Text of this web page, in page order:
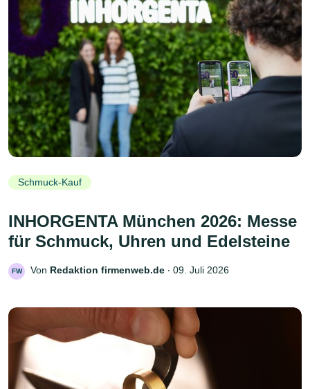
Schmuck-Kauf
INHORGENTA München 2026: Messe
für Schmuck, Uhren und Edelsteine
FW Von Redaktion firmenweb.de ‧ 09. Juli 2026